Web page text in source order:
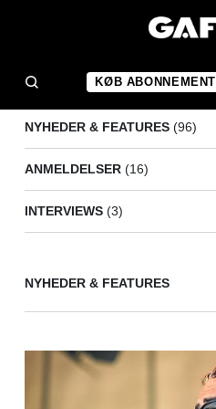
KØB ABONNEMENT
NYHEDER & FEATURES (96)
ANMELDELSER (16)
INTERVIEWS (3)
NYHEDER & FEATURES